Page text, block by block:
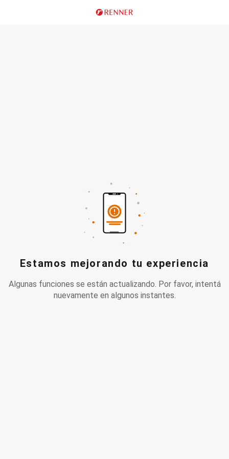
Estamos mejorando tu experiencia
Algunas funciones se están actualizando. Por favor, intentá
nuevamente en algunos instantes.